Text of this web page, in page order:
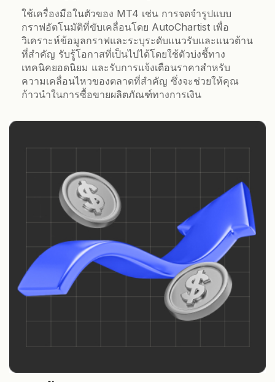
ใช้เครื่องมือในตัวของ MT4 เช่น การจดจำรูปแบบ
กราฟอัตโนมัติที่ขับเคลื่อนโดย AutoChartist เพื่อ
วิเคราะห์ข้อมูลกราฟและระบุระดับแนวรับและแนวต้าน
ที่สำคัญ รับรู้โอกาสที่เป็นไปได้โดยใช้ตัวบ่งชี้ทาง
เทคนิคยอดนิยม และรับการแจ้งเตือนราคาสำหรับ
ความเคลื่อนไหวของตลาดที่สำคัญ ซึ่งจะช่วยให้คุณ
ก้าวนำในการซื้อขายผลิตภัณฑ์ทางการเงิน